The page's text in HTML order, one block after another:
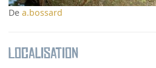
Dea.bossard
Localisation